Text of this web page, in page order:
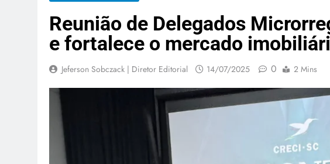
Reunião de Delegados
e fortalece o mercado
Jeferson Sobczack | Diretor Editorial 14/07/2025 0 2 Mins